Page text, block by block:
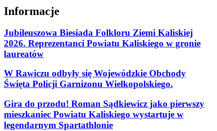
Informacje
Jubileuszowa Biesiada Folkloru Ziemi Kaliskiej
2026. Reprezentanci Powiatu Kaliskiego w gronie
laureatów
W Rawiczu odbyły się Wojewódzkie Obchody
Święta Policji Garnizonu Wielkopolskiego.
Gira do przodu! Roman Sądkiewicz jako pierwszy
mieszkaniec Powiatu Kaliskiego wystartuje w
legendarnym Spartathlonie